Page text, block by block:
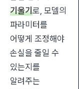
기울기로, 모델의
파라미터를
어떻게 조정해야
손실을 줄일 수
있는지를
알려주는